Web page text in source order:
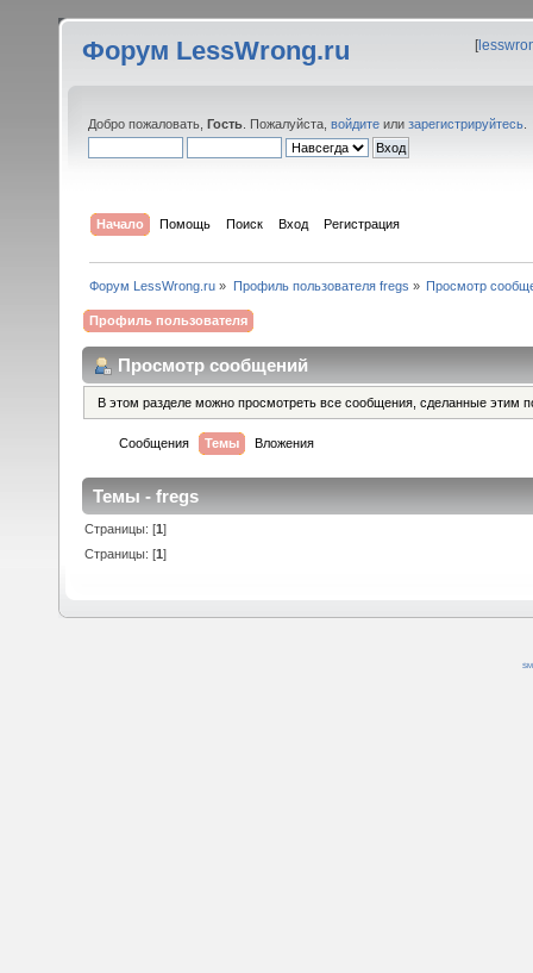
Форум LessWrong.ru [
Добро пожаловать, Гость . Пожалуйста, войдите или зарегистрируйтесь
Начало Помощь Поиск Вход Регистрация
Форум LessWrong.ru » Профиль пользователя fregs » Просмотр
Профиль пользователя
Просмотр сообщений
В этом разделе можно просмотреть все сообщения, сделанные этим
Сообщения Темы Вложения
Темы - fregs
Страницы: [1]
Страницы: [1]